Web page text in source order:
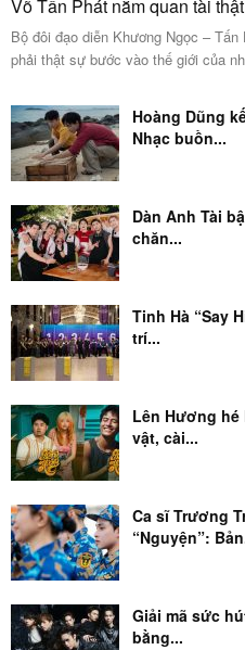
Võ Tấn Phát nằm quan tài
Bộ đôi đạo diễn Khương Ngọc –
phải thật sự bước vào thế giới của
Hoàng Dũng
Nhạc buồn...
Dàn Anh Tài
chăn...
Tinh Hà “Say
trí...
Lên Hương
vật, cài...
Ca sĩ Trương
“Nguyện”:
Giải mã sức
bằng...